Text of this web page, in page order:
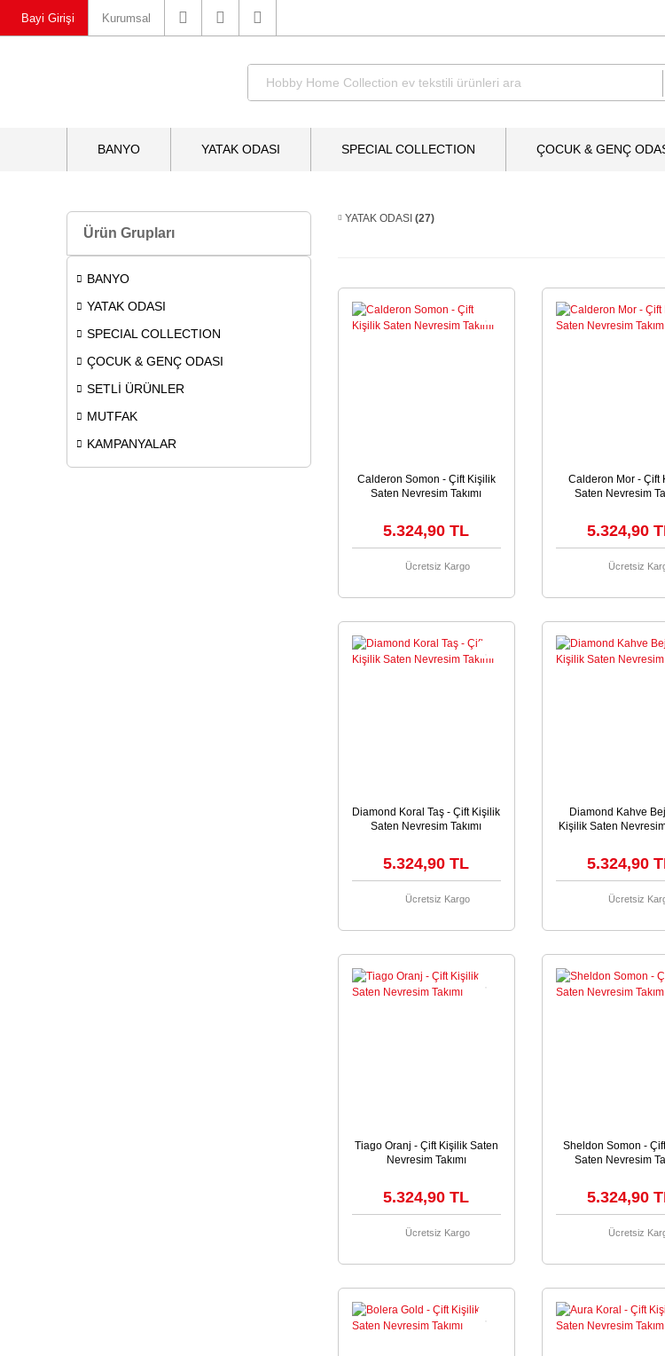
Bayi Girişi Kurumsal
BANYO YATAK ODASI SPECIAL COLLECTION ÇOCUK & GENÇ
Ürün Grupları
BANYO
YATAK ODASI
SPECIAL COLLECTION
ÇOCUK & GENÇ ODASI
SETLİ ÜRÜNLER
MUTFAK
KAMPANYALAR
YATAK ODASI (27)
Calderon Somon - Çift Kişilik
Saten Nevresim Takımı
5.324,90 TL
Ücretsiz Kargo
Calderon Mor - Çift
Saten Nevresim
5.324,90
Ücretsiz
Diamond Koral Taş - Çift Kişilik
Saten Nevresim Takımı
5.324,90 TL
Ücretsiz Kargo
Diamond Kahve
Kişilik Saten Nevresim
5.324,90
Ücretsiz
Tiago Oranj - Çift Kişilik Saten
Nevresim Takımı
5.324,90 TL
Ücretsiz Kargo
Sheldon Somon -
Saten Nevresim
5.324,90
Ücretsiz